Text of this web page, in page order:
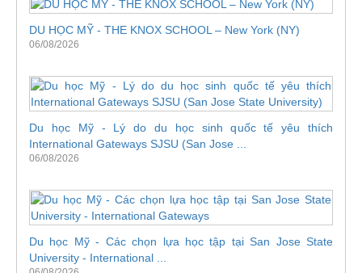
DU HỌC MỸ - THE KNOX SCHOOL – New York (NY)
06/08/2026
Du học Mỹ - Lý do du học sinh quốc tế yêu thích
International Gateways SJSU (San Jose ...
06/08/2026
Du học Mỹ - Các chọn lựa học tập tại San Jose State
University - International ...